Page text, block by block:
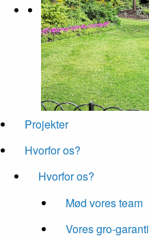
Projekter
Hvorfor os?
Hvorfor os?
Mød vores team
Vores gro-garanti